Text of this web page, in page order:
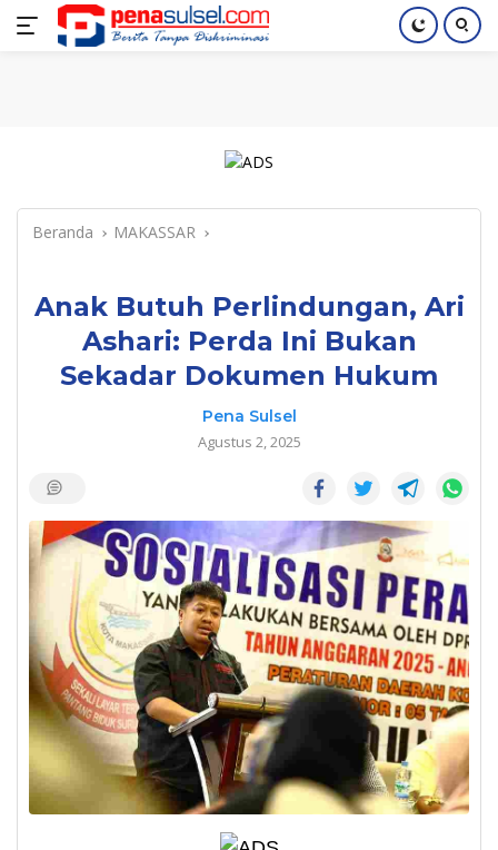
Langsung
Home Nasional Pendidikan Index
Beranda MAKASSAR
Anak Butuh Perlindungan, Ari
Ashari: Perda Ini Bukan
Sekadar Dokumen Hukum
Pena Sulsel
Agustus 2, 2025